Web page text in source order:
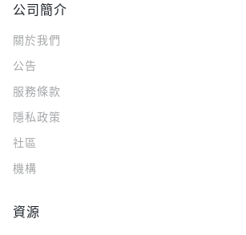
公司簡介
關於我們
公告
服務條款
隱私政策
社區
機構
資源